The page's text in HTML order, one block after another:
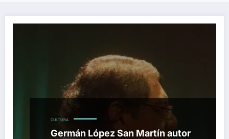
CULTURA
Germán López San Martín autor